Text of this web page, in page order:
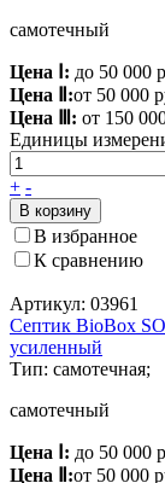
самотечный
Цена Ⅰ: до 50 000
Цена Ⅱ:от 50 000
Цена Ⅲ: от 150
Единицы
+ -
В корзину
В избранное
К сравнению
Артикул: 03961
Септик BioBox
усиленный
Тип: самотечная;
самотечный
Цена Ⅰ: до 50 000
Цена Ⅱ:от 50 000